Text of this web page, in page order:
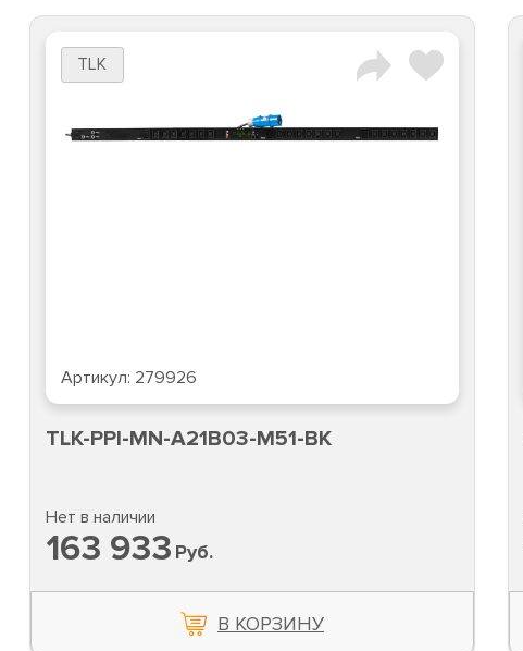
TLK
Артикул: 279926
TLK-PPI-MN-A21B03-M51-BK
Нет в наличии
163 933 Руб.
В КОРЗИНУ